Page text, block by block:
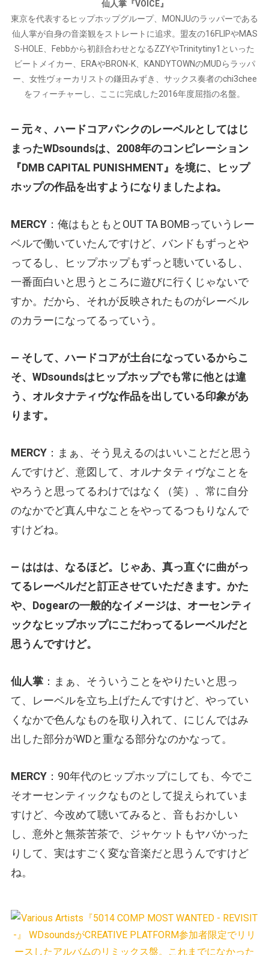
仙人掌『VOICE』
東京を代表するヒップホップグループ、MONJUのラッパーである
仙人掌が自身の音楽観をストレートに追求。盟友の16FLIPやMAS
S-HOLE、Febbから初顔合わせとなるZZYやTrinitytiny1といった
ビートメイカー、ERAやBRON-K、KANDYTOWNのMUDらラッパ
ー、女性ヴォーカリストの鎌田みずき、サックス奏者のchi3chee
をフィーチャーし、ここに完成した2016年度屈指の名盤。
— 元々、ハードコアパンクのレーベルとしてはじ
まったWDsoundsは、2008年のコンピレーション
『DMB CAPITAL PUNISHMENT』を境に、ヒップ
ホップの作品を出すようになりましたよね。
MERCY ：俺はもともとOUT TA BOMBっていうレー
ベルで働いていたんですけど、バンドもずっとや
ってるし、ヒップホップもずっと聴いているし、
一番面白いと思うところに遊びに行くじゃないで
すか。だから、それが反映されたものがレーベル
のカラーになってるっていう。
— そして、ハードコアが土台になっているからこ
そ、WDsoundsはヒップホップでも常に他とは違
う、オルタナティヴな作品を出している印象があ
ります。
MERCY ：まぁ、そう見えるのはいいことだと思う
んですけど、意図して、オルナタティヴなことを
やろうと思ってるわけではなく（笑）、常に自分
のなかでど真ん中なことをやってるつもりなんで
すけどね。
— ははは、なるほど。じゃあ、真っ直ぐに曲がっ
てるレーベルだと訂正させていただきます。かた
や、Dogearの一般的なイメージは、オーセンティ
ックなヒップホップにこだわってるレーベルだと
思うんですけど。
仙人掌 ：まぁ、そういうことをやりたいと思っ
て、レーベルを立ち上げたんですけど、やってい
くなかで色んなものを取り入れて、にじんではみ
出した部分がWDと重なる部分なのかなって。
MERCY ：90年代のヒップホップにしても、今でこ
そオーセンティックなものとして捉えられていま
すけど、今改めて聴いてみると、音もおかしい
し、意外と無茶苦茶で、ジャケットもヤバかった
りして、実はすごく変な音楽だと思うんですけど
ね。